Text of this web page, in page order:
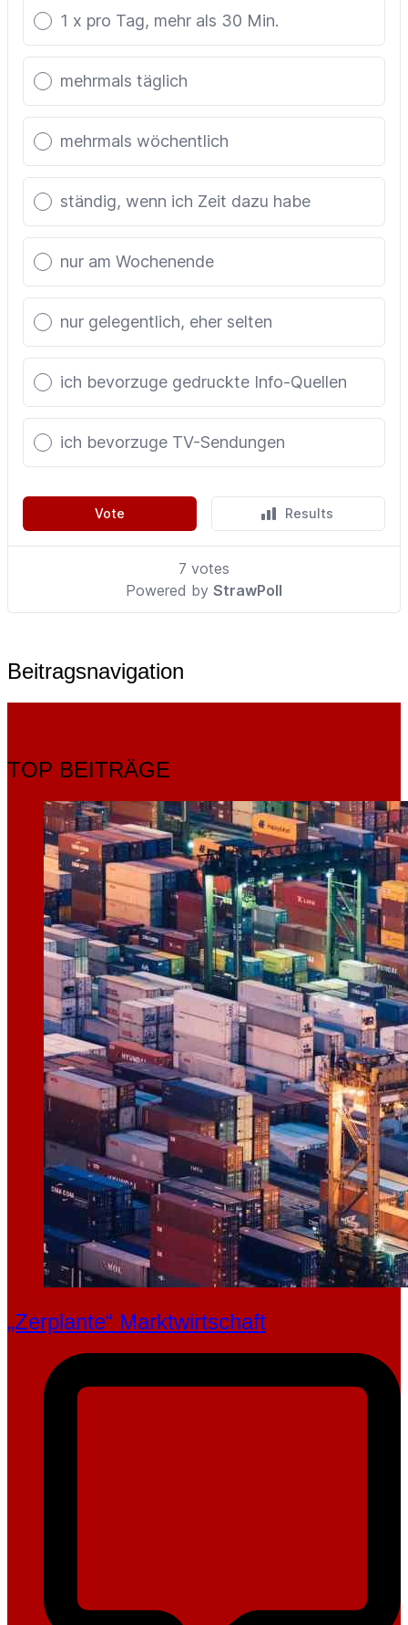
Beitragsnavigation
TOP BEITRÄGE
„Zerplante“ Marktwirtschaft